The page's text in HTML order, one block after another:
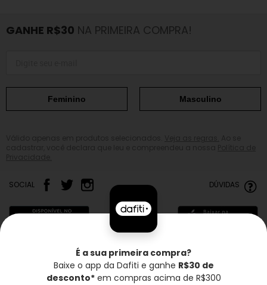
GANHE R$30 NA PRIMEIRA COMPRA!
Feminino Masculino
SOCIAL DÚVIDAS
Frete grátis* Troca grátis Entrega rápida
É a sua primeira compra?
Baixe o app da Dafiti e ganhe R$30 de
desconto*em compras acima de R$300